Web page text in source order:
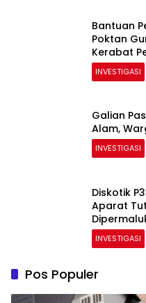
Bantuan
Poktan
Kerabat
INVESTIGASI
Galian
Alam,
INVESTIGASI
Diskotik
Aparat
INVESTIGASI
Pos Populer